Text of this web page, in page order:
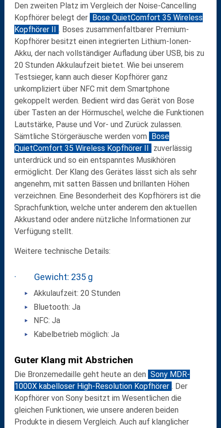
Den zweiten Platz im Vergleich der Noise-Cancelling
Kopfhörer belegt der Bose QuietComfort 35 Wireless
Kopfhörer II . Boses zusammenfaltbarer Premium-
Kopfhörer besitzt einen integrierten Lithium-Ionen-
Akku, der nach vollständiger Aufladung über USB, bis zu
20 Stunden Akkulaufzeit bietet. Wie bei unserem
Testsieger, kann auch dieser Kopfhörer ganz
unkompliziert über NFC mit dem Smartphone
gekoppelt werden. Bedient wird das Gerät von Bose
über Tasten an der Hörmuschel, welche die Funktionen
Lautstärke, Pause und Vor- und Zurück zulassen.
Sämtliche Störgeräusche werden vom Bose
QuietComfort 35 Wireless Kopfhörer II zuverlässig
unterdrück und so ein entspanntes Musikhören
ermöglicht. Der Klang des Gerätes lässt sich als sehr
angenehm, mit satten Bässen und brillanten Höhen
verzeichnen. Eine Besonderheit des Kopfhörers ist die
Sprachfunktion, welche unter anderem den aktuellen
Akkustand oder andere nützliche Informationen zur
Verfügung stellt.
Weitere technische Details:
· Gewicht: 235 g
Akkulaufzeit: 20 Stunden
Bluetooth: Ja
NFC: Ja
Kabelbetrieb möglich: Ja
Guter Klang mit Abstrichen
Die Bronzemedaille geht heute an den Sony MDR-
1000X kabelloser High-Resolution Kopfhörer . Der
Kopfhörer von Sony besitzt im Wesentlichen die
gleichen Funktionen, wie unsere anderen beiden
Produkte in diesem Vergleich. Auch auf klanglicher